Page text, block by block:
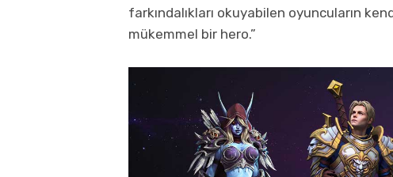
farkındalıkları okuyabilen oyuncuların
mükemmel bir hero.”